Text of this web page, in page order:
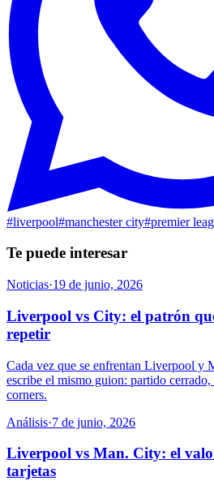
#liverpool#manchester city#premier
Te puede interesar
Noticias·19 de junio, 2026
Liverpool vs City: el patrón
repetir
Cada vez que se enfrentan Liverpool y
escribe el mismo guion: partido
corners.
Análisis·7 de junio, 2026
Liverpool vs Man. City: el
tarjetas